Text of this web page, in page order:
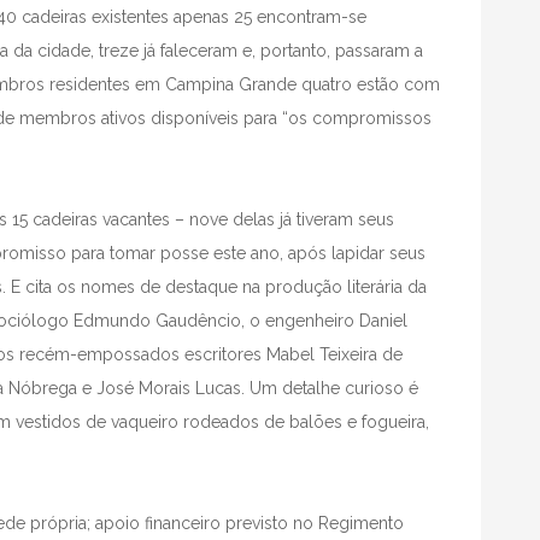
cadeiras existentes apenas 25 encontram-se
cidade, treze já faleceram e, portanto, passaram a
residentes em Campina Grande quatro estão com
membros ativos disponíveis para “os compromissos
cadeiras vacantes – nove delas já tiveram seus
para tomar posse este ano, após lapidar seus
cita os nomes de destaque na produção literária da
Edmundo Gaudêncio, o engenheiro Daniel
recém-empossados escritores Mabel Teixeira de
Nóbrega e José Morais Lucas. Um detalhe curioso é
vestidos de vaqueiro rodeados de balões e fogueira,
própria; apoio financeiro previsto no Regimento